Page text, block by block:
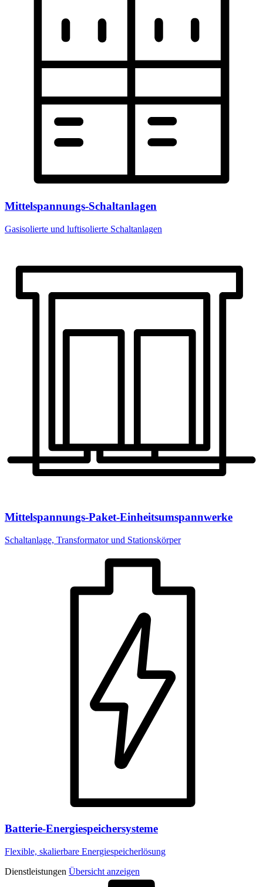
Mittelspannungs-Schaltanlagen
Gasisolierte und luftisolierte Schaltanlagen
Mittelspannungs-Paket-Einheitsumspannwerke
Schaltanlage, Transformator und Stationskörper
Batterie-Energiespeichersysteme
Flexible, skalierbare Energiespeicherlösung
Dienstleistungen Übersicht anzeigen